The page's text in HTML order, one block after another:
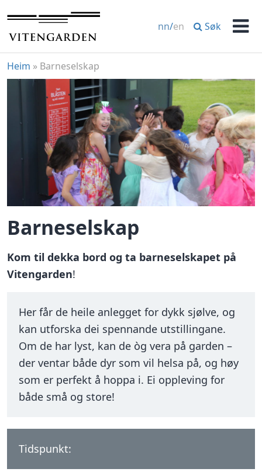
til
innhold
nn/en Søk
Heim » Barneselskap
Barneselskap
Kom til dekka bord og ta barneselskapet på
Vitengarden!
Her får de heile anlegget for dykk sjølve, og
kan utforska dei spennande utstillingane.
Om de har lyst, kan de òg vera på garden –
der ventar både dyr som vil helsa på, og høy
som er perfekt å hoppa i. Ei oppleving for
både små og store!
Tidspunkt: